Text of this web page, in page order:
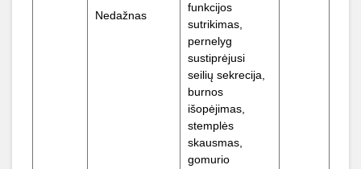
Nedažnas
funkcijos
sutrikimas,
pernelyg
sustiprėjusi
seilių sekrecija,
burnos
išopėjimas,
stemplės
skausmas,
gomurio